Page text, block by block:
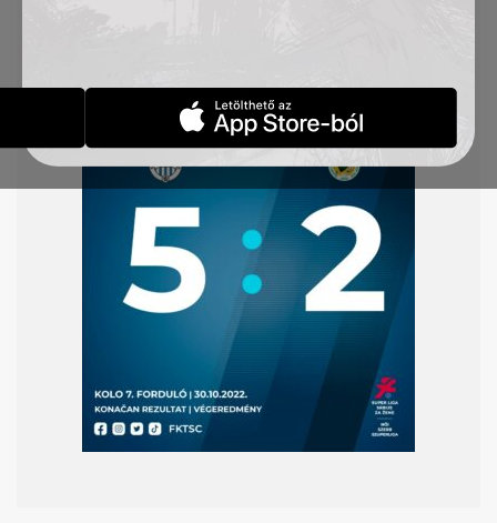
pedig 4:0-ra győzött a Kevi ellen.